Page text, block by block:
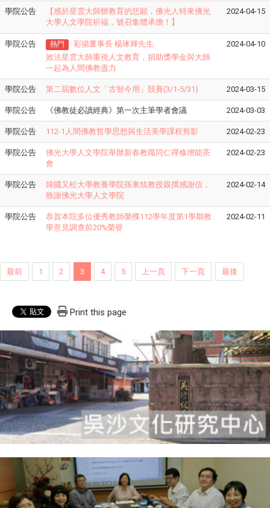
學院公告 【感於星雲大師辦教育的悲願 ， 佛光人特來佛光
大學人文學院祈福 ，號召集體承擔 ！ 】
2024-04-15
學院公告 熱門
彩揚董事長 楊琢輝先生
效法星雲大師重視人文教育，捐助獎學金與大師
一起為人間佛教盡力
2024-04-10
學院公告 第二屆數位人文「古智今用」競賽(3/1-5/31) 2024-03-15
學院公告 《佛教徒必讀經典》第一次主筆學者會議 2024-03-03
學院公告 112-1人間佛教哲學思想與生活美學課程剪影 2024-02-23
學院公告
佛光大學人文學院舉辦新春教職同仁禪修增能茶
會
2024-02-23
學院公告
韓國又松大學教養學院孫東炫教授親撰感謝信，
致謝佛光大學人文學院
2024-02-14
學院公告
恭賀本院多位優秀教師榮獲112學年度第1學期教
學意見調查前20%榮譽
2024-02-11
最前 1 2 3 4 5 上一頁 下一頁 最後
Print this page